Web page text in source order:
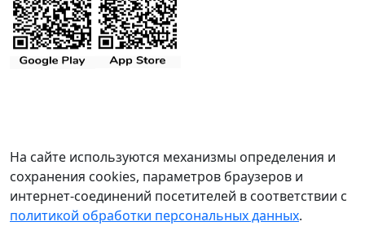
На сайте используются механизмы определения и
сохранения cookies, параметров браузеров и
интернет-соединений посетителей в соответствии с
политикой обработки персональных данных.